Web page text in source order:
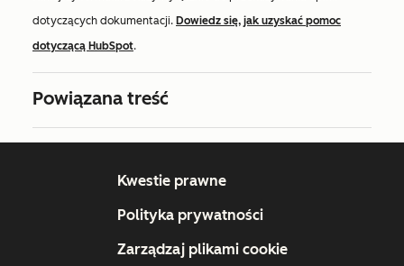
dotyczących dokumentacji. Dowiedz się, jak uzyskać pomoc
dotyczącą HubSpot.
Powiązana treść
Kwestie prawne
Polityka prywatności
Zarządzaj plikami cookie